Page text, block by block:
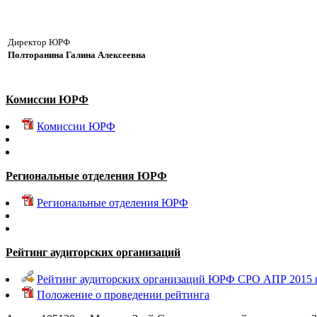
Директор ЮРФ
Полторанина Галина Алексеевна
Комиссии ЮРФ
Комиссии ЮРФ
Региональные отделения ЮРФ
Региональные отделения ЮРФ
Рейтинг аудиторских организаций
Рейтинг аудиторских организаций ЮРФ СРО АПР 2015
Положение о проведении рейтинга